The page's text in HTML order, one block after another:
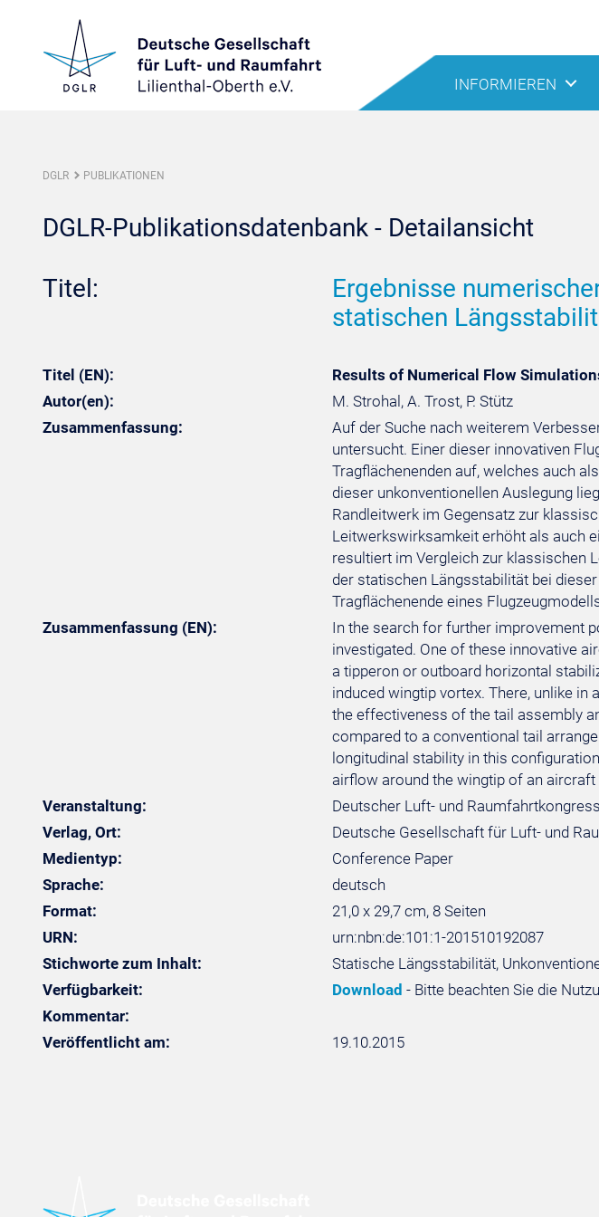
INFORMIEREN
DGLR PUBLIKATIONEN
DGLR-Publikationsdatenbank - Detailansicht
Titel:
Ergebnisse
statischen
Titel (EN):
Results of Numerical Flow
Autor(en):
M. Strohal, A. Trost, P. Stütz
Zusammenfassung:
Auf der Suche nach weiterem
untersucht. Einer dieser innovativen
Tragflächenenden auf, welches auch
dieser unkonventionellen Auslegung
Randleitwerk im Gegensatz zur
Leitwerkswirksamkeit erhöht als auch
resultiert im Vergleich zur klassischen
der statischen Längsstabilität bei
Tragflächenende eines
Zusammenfassung (EN):
In the search for further improvement
investigated. One of these innovative
a tipperon or outboard horizontal
induced wingtip vortex. There, unlike
the effectiveness of the tail assembly
compared to a conventional tail
longitudinal stability in this
airflow around the wingtip of an aircraft
Veranstaltung:
Deutscher Luft- und
Verlag, Ort:
Deutsche Gesellschaft für Luft- und
Medientyp:
Conference Paper
Sprache:
deutsch
Format:
21,0 x 29,7 cm, 8 Seiten
URN:
urn:nbn:de:101:1-201510192087
Stichworte zum Inhalt:
Statische Längsstabilität,
Verfügbarkeit:
Download - Bitte beachten Sie die
Kommentar:
Veröffentlicht am:
19.10.2015